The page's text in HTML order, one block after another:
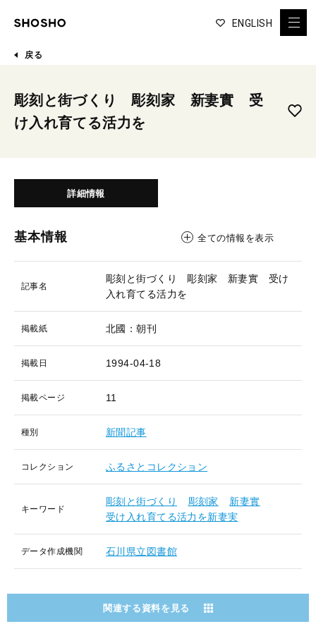
ENGLISH
戻る
彫刻と街づくり 彫刻家 新妻實 受
け入れ育てる活力を
詳細情報
基本情報 全ての情報を表示
記事名
彫刻と街づくり 彫刻家 新妻實 受け
入れ育てる活力を
掲載紙 北國：朝刊
掲載日 1994-04-18
掲載ページ 11
種別 新聞記事
コレクション ふるさとコレクション
キーワード
彫刻と街づくり 彫刻家
新妻實
受け入れ育てる活力を新妻実
データ作成機関 石川県立図書館
関連する資料を見る